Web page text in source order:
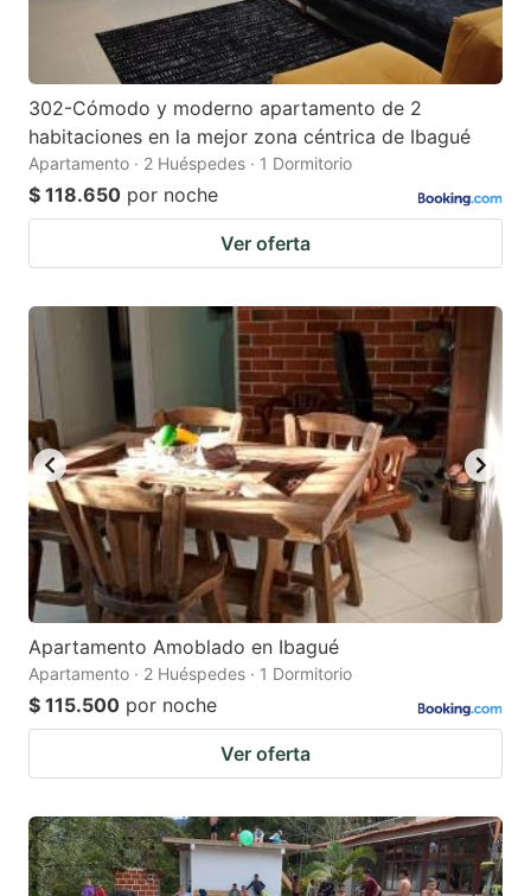
302-Cómodo y moderno apartamento de 2
habitaciones en la mejor zona céntrica de Ibagué
Apartamento · 2 Huéspedes · 1 Dormitorio
$ 118.650 por noche
Ver oferta
Apartamento Amoblado en Ibagué
Apartamento · 2 Huéspedes · 1 Dormitorio
$ 115.500 por noche
Ver oferta